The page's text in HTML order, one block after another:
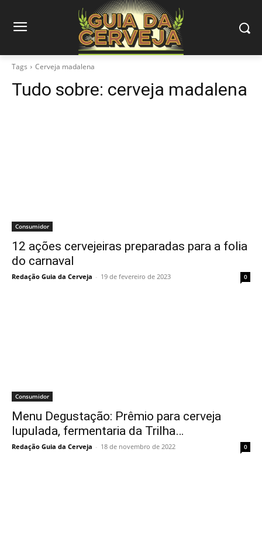
Tags Cerveja madalena
Tudo sobre: cerveja madalena
Consumidor
12 ações cervejeiras preparadas para a folia
do carnaval
Redação Guia da Cerveja - 19 de fevereiro de 2023 0
Consumidor
Menu Degustação: Prêmio para cerveja
lupulada, fermentaria da Trilha…
Redação Guia da Cerveja - 18 de novembro de 2022 0